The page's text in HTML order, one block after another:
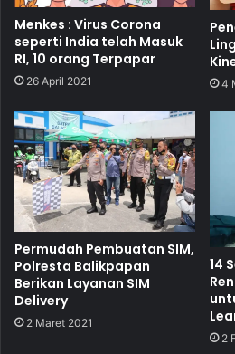
Menkes : Virus Corona
seperti India telah Masuk
RI, 10 orang Terpapar
26 April 2021 4
Permudah Pembuatan SIM,
Polresta Balikpapan
Berikan Layanan SIM
Delivery
2 Maret 2021
14
2